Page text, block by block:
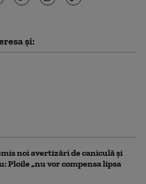
și:
noi avertizări de caniculă și
Ploile „nu vor compensa lipsa